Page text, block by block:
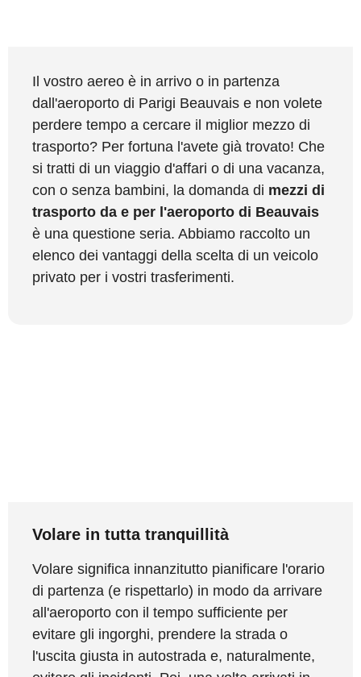
Il vostro aereo è in arrivo o in partenza
dall'aeroporto di Parigi Beauvais e non volete
perdere tempo a cercare il miglior mezzo di
trasporto? Per fortuna l'avete già trovato! Che
si tratti di un viaggio d'affari o di una vacanza,
con o senza bambini, la domanda di mezzi di
trasporto da e per l'aeroporto di Beauvais
è una questione seria. Abbiamo raccolto un
elenco dei vantaggi della scelta di un veicolo
privato per i vostri trasferimenti.
Volare in tutta tranquillità
Volare significa innanzitutto pianificare l'orario
di partenza (e rispettarlo) in modo da arrivare
all'aeroporto con il tempo sufficiente per
evitare gli ingorghi, prendere la strada o
l'uscita giusta in autostrada e, naturalmente,